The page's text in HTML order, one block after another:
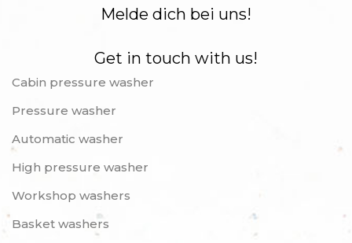
Melde dich bei uns!
Get in touch with us!
Cabin pressure washer
Pressure washer
Automatic washer
High pressure washer
Workshop washers
Basket washers